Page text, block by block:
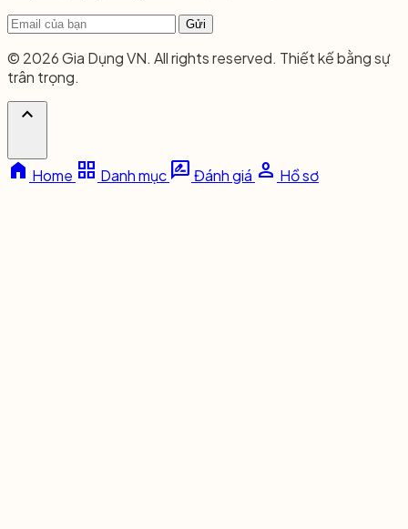
Gửi
© 2026 Gia Dụng VN. All rights reserved. Thiết kế bằng sự
trân trọng.
expand_less
home Home grid_view Danh mục rate_review Đánh giá person Hồ sơ